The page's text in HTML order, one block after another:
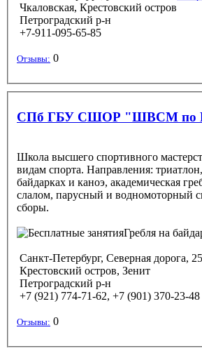
Чкаловская, Крестовский остров
Петроградский р-н
+7-911-095-65-85
Отзывы: 0
СПб ГБУ СШОР "ШВСМ по
Школа высшего спортивного
видам спорта. Направления:
байдарках и каноэ, академическая
слалом, парусный и водномоторный
сборы.
Гребля на
Санкт-Петербург, Северная дорога, 25
Крестовский остров, Зенит
Петроградский р-н
+7 (921) 774-71-62, +7 (901) 370-23-48
Отзывы: 0